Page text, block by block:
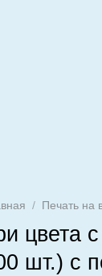
/ Печать на
цвета
шт.) с